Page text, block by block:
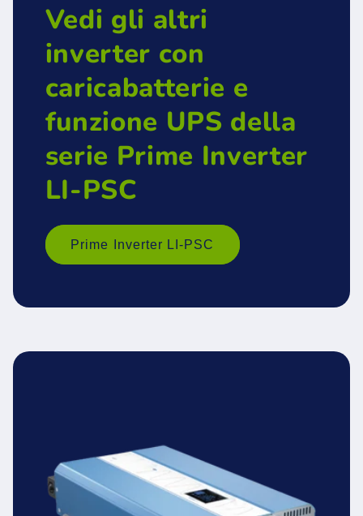
Vedi gli altri
inverter con
caricabatterie e
funzione UPS della
serie Prime Inverter
LI-PSC
Prime Inverter LI-PSC